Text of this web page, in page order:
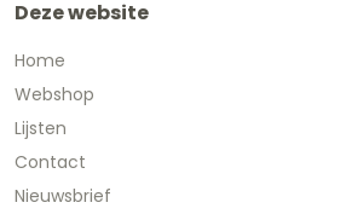
Deze website
Home
Webshop
Lijsten
Contact
Nieuwsbrief